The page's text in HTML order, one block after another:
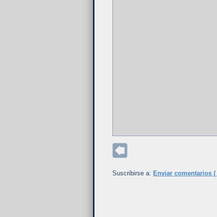
Suscribirse a: Enviar comentarios